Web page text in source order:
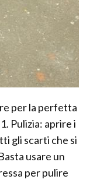
per la perfetta
Pulizia: aprire i
gli scarti che si
usare un
per pulire